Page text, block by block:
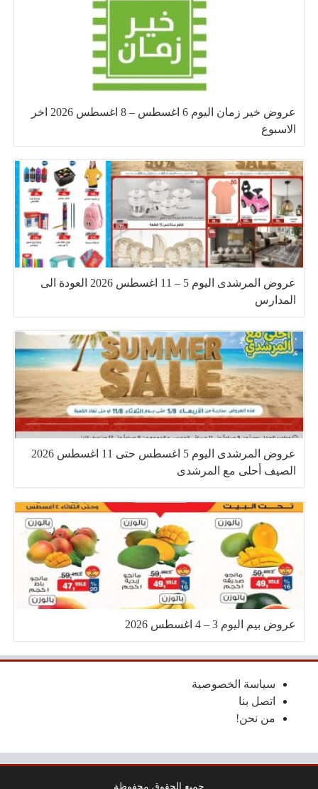
عروض خير زمان اليوم 6 اغسطس – 8 اغسطس 2026 اخر
الاسبوع
عروض المرشدى اليوم 5 – 11 اغسطس 2026 العودة الى
المدارس
عروض المرشدى اليوم 5 اغسطس حتى 11 اغسطس 2026
الصيف أحلى مع المرشدى
عروض بيم اليوم 3 – 4 اغسطس 2026
سياسة الخصوصية
اتصل بنا
من نحن!
جميع الحقوق محفوظة